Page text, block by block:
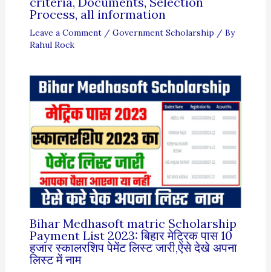
Process, all information
Leave a Comment / Government Scholarship / By
Rahul Rock
Bihar Medhasoft matric Scholarship
Payment List 2023: बिहार मेट्रिक पास 10
हजार स्कालरशिप पेमेंट लिस्ट जारी,ऐसे देखे अपना
लिस्ट में नाम